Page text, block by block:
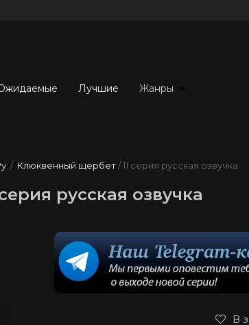
Лучшие Жанры
/ Клюквенный щербет/ 11 серия русская озвучка
русская озвучка
В